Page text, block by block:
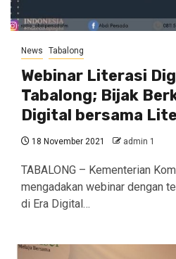
News Tabalong
Webinar Literasi
Tabalong; Bijak
Digital bersama
18 November 2021 admin 1
TABALONG – Kementerian
mengadakan webinar dengan
di Era Digital…